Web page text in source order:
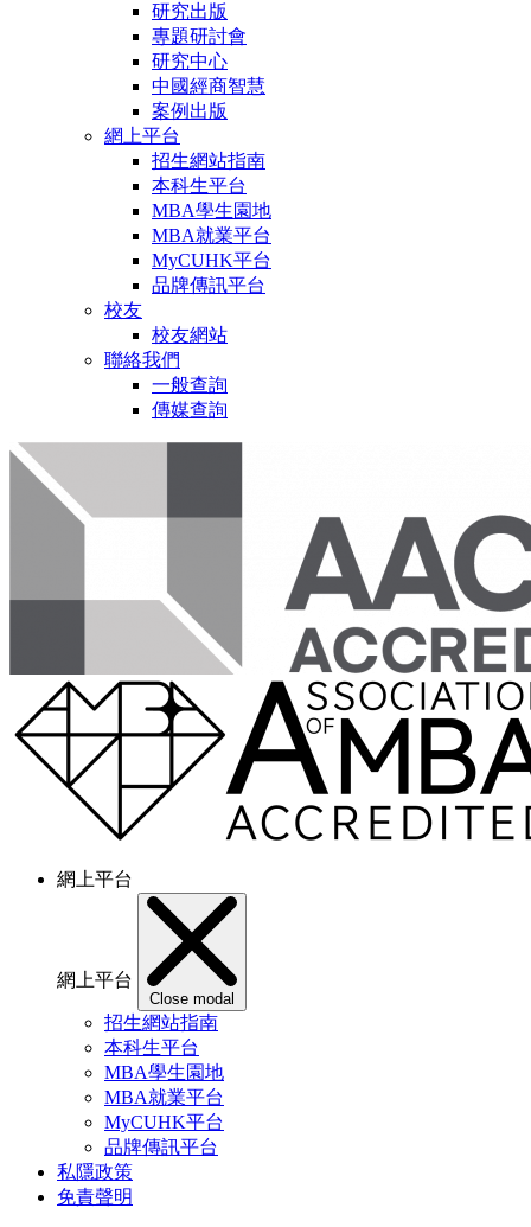
研究出版
專題研討會
研究中心
中國經商智慧
案例出版
網上平台
招生網站指南
本科生平台
MBA學生園地
MBA就業平台
MyCUHK平台
品牌傳訊平台
校友
校友網站
聯絡我們
一般查詢
傳媒查詢
網上平台
網上平台
Close modal
招生網站指南
本科生平台
MBA學生園地
MBA就業平台
MyCUHK平台
品牌傳訊平台
私隱政策
免責聲明